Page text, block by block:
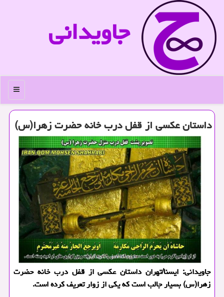
جاویدانی
منو
داستان عكسی از قفل درب خانه حضرت زهرا(س)
جاویدانی: ایسنا/تهران داستان عكسی از قفل درب خانه حضرت
زهرا(س) بسیار جالب است كه یكی از زوار تعریف كرده است.